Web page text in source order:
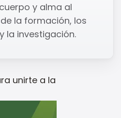
y alma al
la formación, los
la investigación.
unirte a la